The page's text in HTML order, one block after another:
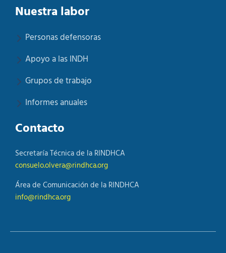
Nuestra labor
Personas defensoras
Apoyo a las INDH
Grupos de trabajo
Informes anuales
Contacto
Secretaría Técnica de la RINDHCA
consuelo.olvera@rindhca.org
Área de Comunicación de la RINDHCA
info@rindhca.org